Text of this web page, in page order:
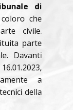
di
che
civile.
parte
Davanti
a
della